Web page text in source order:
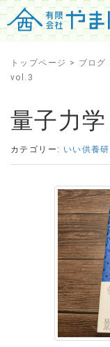
トップページ > ブログ
vol.3
量子力
カテゴリー: いい供養